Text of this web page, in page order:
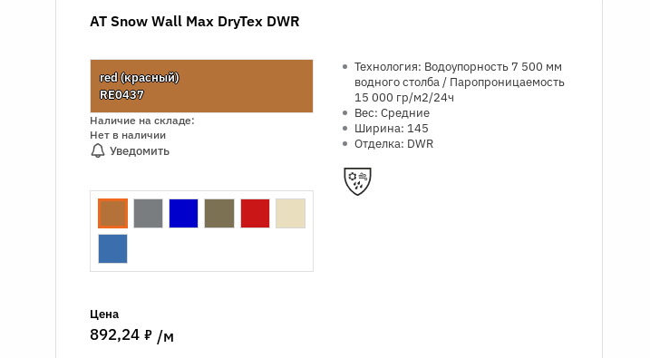
AT Snow Wall Max DryTex DWR
red (красный)
RE0437
Наличие на складе:
Нет в наличии
Уведомить
Технология: Водоупорность 7 500 мм
водного столба / Паропроницаемость
15 000 гр/м2/24ч
Вес: Средние
Ширина: 145
Отделка: DWR
Цена
892,24 7 /м